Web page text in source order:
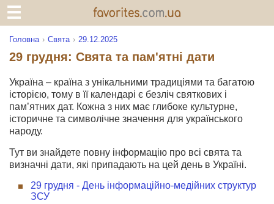
Головна Свята 29.12.2025
29 грудня: Свята та пам'ятні дати
Україна – країна з унікальними традиціями та багатою
історією, тому в її календарі є безліч святкових і
пам’ятних дат. Кожна з них має глибоке культурне,
історичне та символічне значення для українського
народу.
Тут ви знайдете повну інформацію про всі свята та
визначні дати, які припадають на цей день в Україні.
29 грудня - День інформаційно-медійних структур
ЗСУ